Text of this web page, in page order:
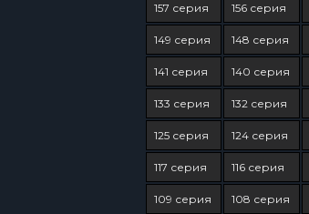
157 серия 156 серия
149 серия 148 серия
141 серия 140 серия
133 серия 132 серия
125 серия 124 серия
117 серия 116 серия
109 серия 108 серия